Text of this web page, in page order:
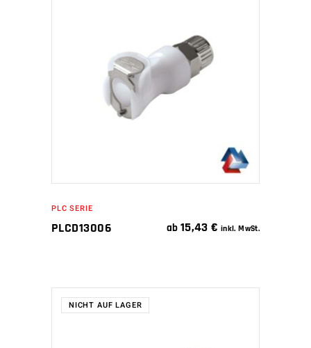
IN DEN WARENKORB
PLC SERIE
PLCD13006 ab 15,43€ inkl. MwSt.
NICHT AUF LAGER